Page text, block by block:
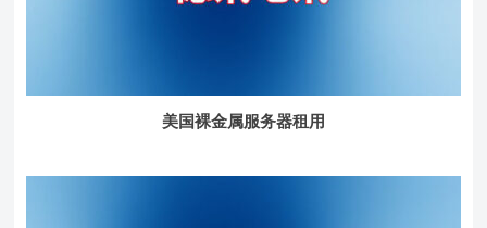
美国裸金属服务器租用